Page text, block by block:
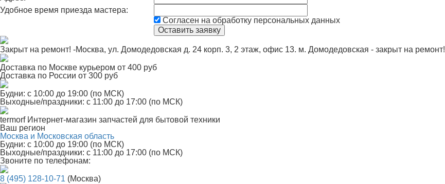
Удобное время приезда мастера:
Согласен на обработку персональных данных
Закрыт на ремонт! -Москва, ул. Домодедовская д. 24 корп. 3, 2 этаж, офис 13. м. Домодедовская - закрыт на ремонт!
Доставка по Москве курьером от 400 руб
Доставка по России от 300 руб
Будни: с 10:00 до 19:00 (по МСК)
Выходные/праздники: с 11:00 до 17:00 (по МСК)
termorf Интернет-магазин запчастей для бытовой техники
Ваш регион
Москва и Московская область
Будни: с 10:00 до 19:00 (по МСК)
Выходные/праздники: с 11:00 до 17:00 (по МСК)
Звоните по телефонам:
8 (495) 128-10-71 (Москва)